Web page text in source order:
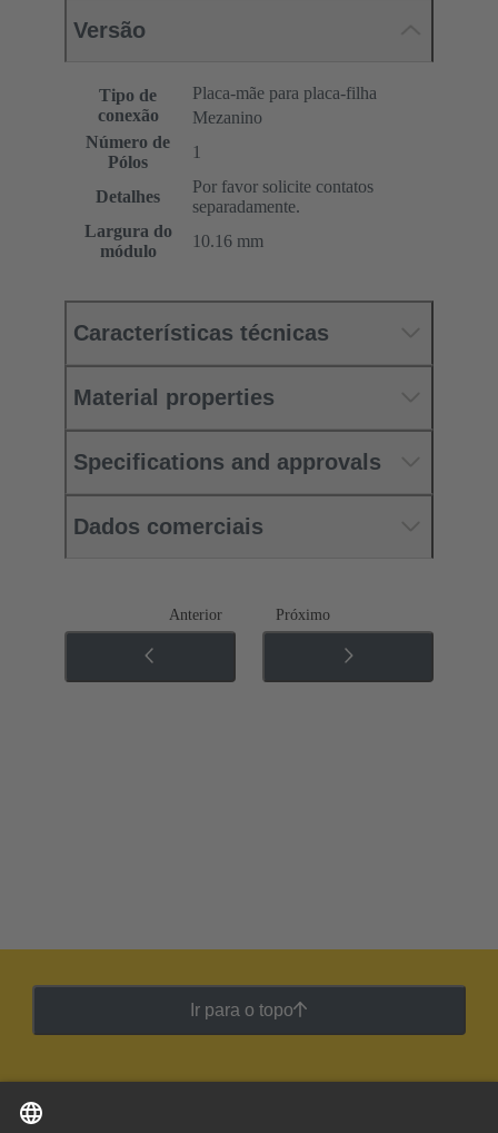
Versão
Tipo de
conexão
Placa-mãe para placa-filha
Mezanino
Número de
Pólos
1
Detalhes
Por favor solicite contatos
separadamente.
Largura do
módulo
10.16 mm
Características técnicas
Material properties
Specifications and approvals
Dados comerciais
Anterior Próximo
Ir para o topo